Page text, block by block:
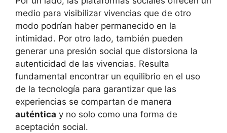
medio para visibilizar vivencias que de otro
modo podrían haber permanecido en la
intimidad. Por otro lado, también pueden
generar una presión social que distorsiona la
autenticidad de las vivencias. Resulta
fundamental encontrar un equilibrio en el uso
de la tecnología para garantizar que las
experiencias se compartan de manera
auténtica y no solo como una forma de
aceptación social.